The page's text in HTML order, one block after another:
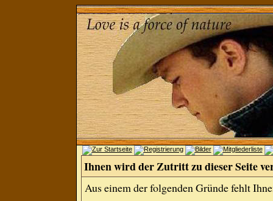
Ihnen wird der Zutritt zu dieser Seite
Aus einem der folgenden Gründe fehlt